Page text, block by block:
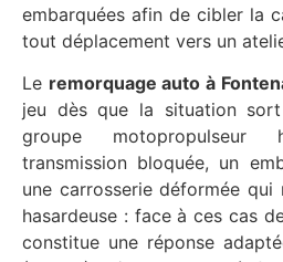
embarquées afin de cibler la
tout déplacement vers un
Le remorquage auto à
jeu dès que la situation
groupe motopropulseur
transmission bloquée, un
une carrosserie déformée
hasardeuse : face à ces cas
constitue une réponse